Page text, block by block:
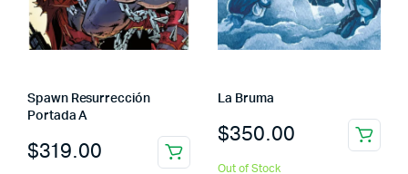
Spawn Resurrección
Portada A
$319.00
La Bruma
$350.00
Out of Stock